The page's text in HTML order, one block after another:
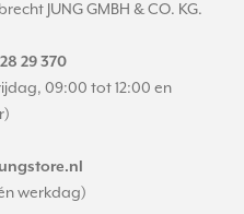
JUNG GMBH & CO. KG.
29 370
09:00 tot 12:00 en
werkdag)